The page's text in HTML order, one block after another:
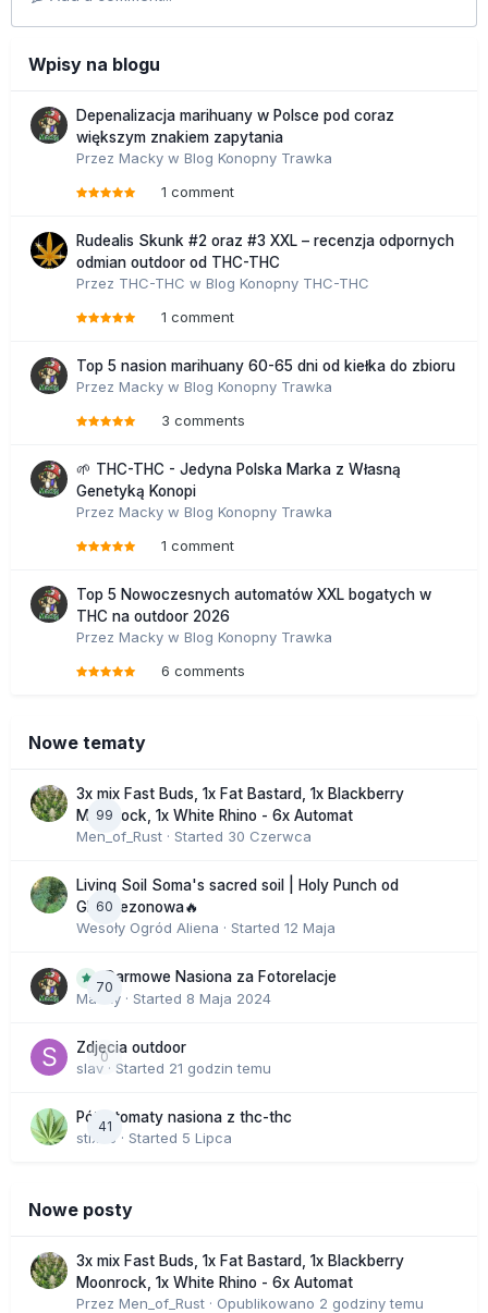
Wpisy na blogu
Depenalizacja marihuany w Polsce pod coraz
większym znakiem zapytania
Przez Macky w Blog Konopny Trawka
1 comment
Rudealis Skunk #2 oraz #3 XXL – recenzja odpornych
odmian outdoor od THC-THC
Przez THC-THC w Blog Konopny THC-THC
1 comment
Top 5 nasion marihuany 60-65 dni od kiełka do zbioru
Przez Macky w Blog Konopny Trawka
3 comments
🌱 THC-THC - Jedyna Polska Marka z Własną
Genetyką Konopi
Przez Macky w Blog Konopny Trawka
1 comment
Top 5 Nowoczesnych automatów XXL bogatych w
THC na outdoor 2026
Przez Macky w Blog Konopny Trawka
6 comments
Nowe tematy
99
3x mix Fast Buds, 1x Fat Bastard, 1x Blackberry
Moonrock, 1x White Rhino - 6x Automat
Men_of_Rust · Started 30 Czerwca
60
Living Soil Soma's sacred soil | Holy Punch od
GHS sezonowa🔥
Wesoły Ogród Aliena · Started 12 Maja
70
Darmowe Nasiona za Fotorelacje
Macky · Started 8 Maja 2024
0
Zdjecia outdoor
slav · Started 21 godzin temu
41
Półautomaty nasiona z thc-thc
stix33 · Started 5 Lipca
Nowe posty
3x mix Fast Buds, 1x Fat Bastard, 1x Blackberry
Moonrock, 1x White Rhino - 6x Automat
Przez Men_of_Rust · Opublikowano 2 godziny temu